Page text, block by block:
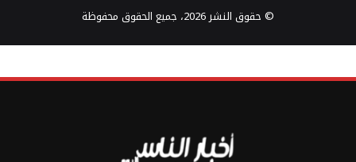
© حقوق النشر 2026، جميع الحقوق محفوظة